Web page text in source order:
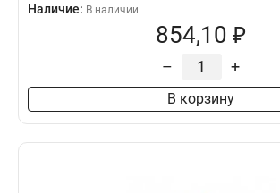
Наличие: В наличии
854,10 ₽
– +
В корзину